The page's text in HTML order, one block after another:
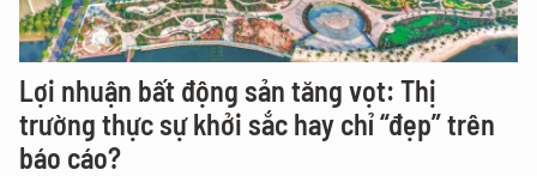
Lợi nhuận bất động sản tăng vọt: Thị
trường thực sự khởi sắc hay chỉ “đẹp” trên
báo cáo?